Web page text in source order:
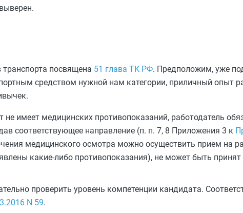
посвящена 51 глава ТК РФ. Предположим, уже
средством нужной нам категории, приличный опыт
имеет медицинских противопоказаний, работодатель
соответствующее направление (п. п. 7, 8 Приложения 3 к
медицинского осмотра можно осуществить прием на
какие-либо противопоказания), не может быть принят
проверить уровень компетенции кандидата.
N 59.